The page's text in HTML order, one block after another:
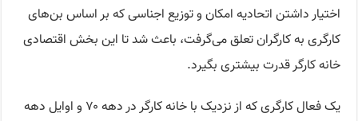
اختیار داشتن اتحادیه امکان و توزیع اجناسی که بر اساس بن‌های
کارگری به کارگران تعلق می‌گرفت، باعث شد تا این بخش اقتصادی
خانه کارگر قدرت بیشتری بگیرد.
یک فعال کارگری که از نزدیک با خانه کارگر در دهه ۷۰ و اوایل دهه